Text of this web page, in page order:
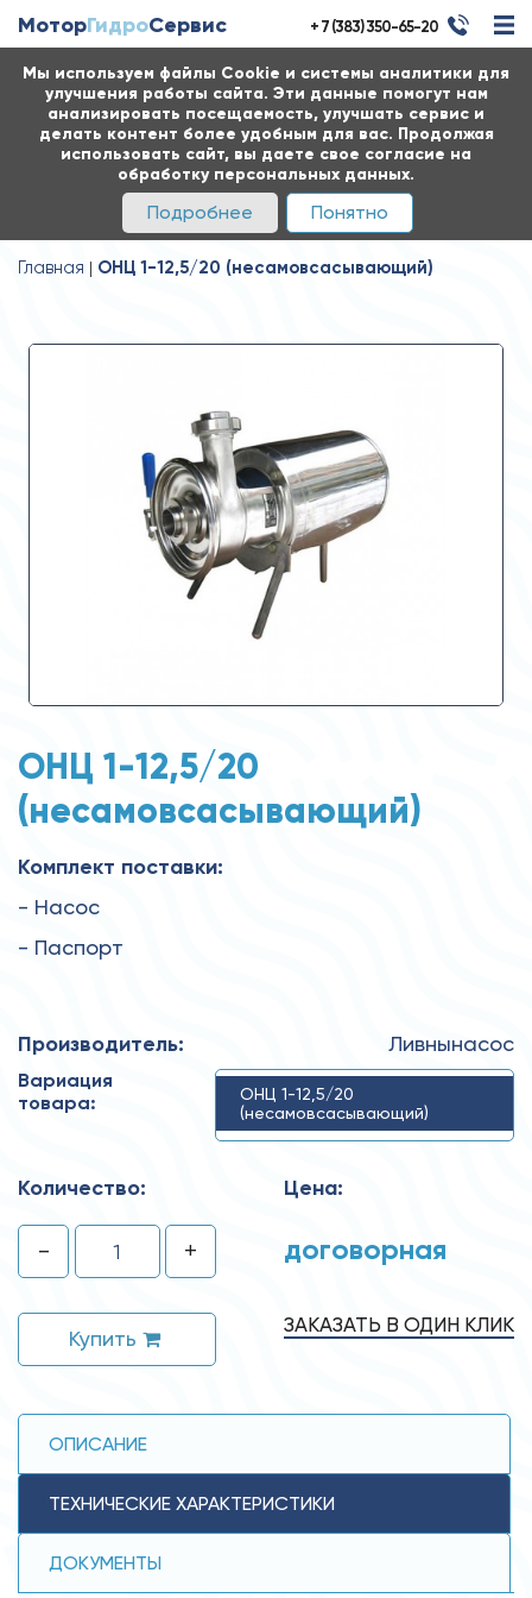
Мы используем файлы Cookie и системы аналитики для
улучшения работы сайта. Эти данные помогут нам
анализировать посещаемость, улучшать сервис и
делать контент более удобным для вас. Продолжая
использовать сайт, вы даете свое согласие на
обработку персональных данных.
Подробнее Понятно
МоторГидроСервис + 7 (383) 350-65-20
Главная ОНЦ 1-12,5/20 (несамовсасывающий)
ОНЦ 1-12,5/20
(несамовсасывающий)
Комплект поставки:
- Насос
- Паспорт
Производитель: Ливнынасос
Вариация
товара:
ОНЦ 1-12,5/20
(несамовсасывающий)
Количество:
- +
Купить
Цена:
договорная
ЗАКАЗАТЬ В ОДИН КЛИК
ОПИСАНИЕ
ТЕХНИЧЕСКИЕ ХАРАКТЕРИСТИКИ
ДОКУМЕНТЫ